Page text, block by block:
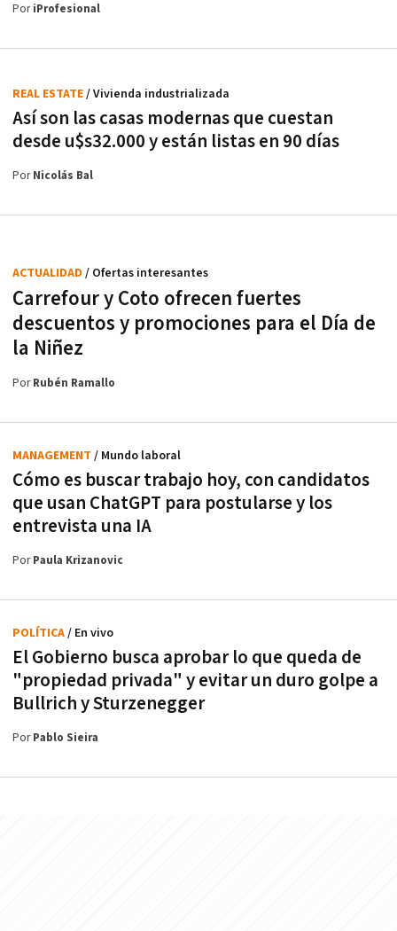
PoriProfesional
Así son las casas modernas que cuestan
desde u$s32.000 y están listas en 90 días
REAL ESTATE/ Vivienda industrializada
PorNicolás Bal
Carrefour y Coto ofrecen fuertes
descuentos y promociones para el Día de
la Niñez
ACTUALIDAD / Ofertas interesantes
PorRubén Ramallo
Cómo es buscar trabajo hoy, con candidatos
que usan ChatGPT para postularse y los
entrevista una IA
MANAGEMENT / Mundo laboral
PorPaula Krizanovic
El Gobierno busca aprobar lo que queda de
"propiedad privada" y evitar un duro golpe a
Bullrich y Sturzenegger
POLÍTICA/ En vivo
PorPablo Sieira